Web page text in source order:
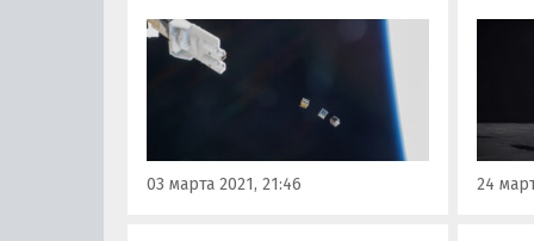
конечном итоге, на Марс.
Наноспутники с сенсорами
чувствительности,
предназначенных для поиска
воды и минеральных ресурсов,
могут…
03 марта 2021, 21:46
Луны.
24